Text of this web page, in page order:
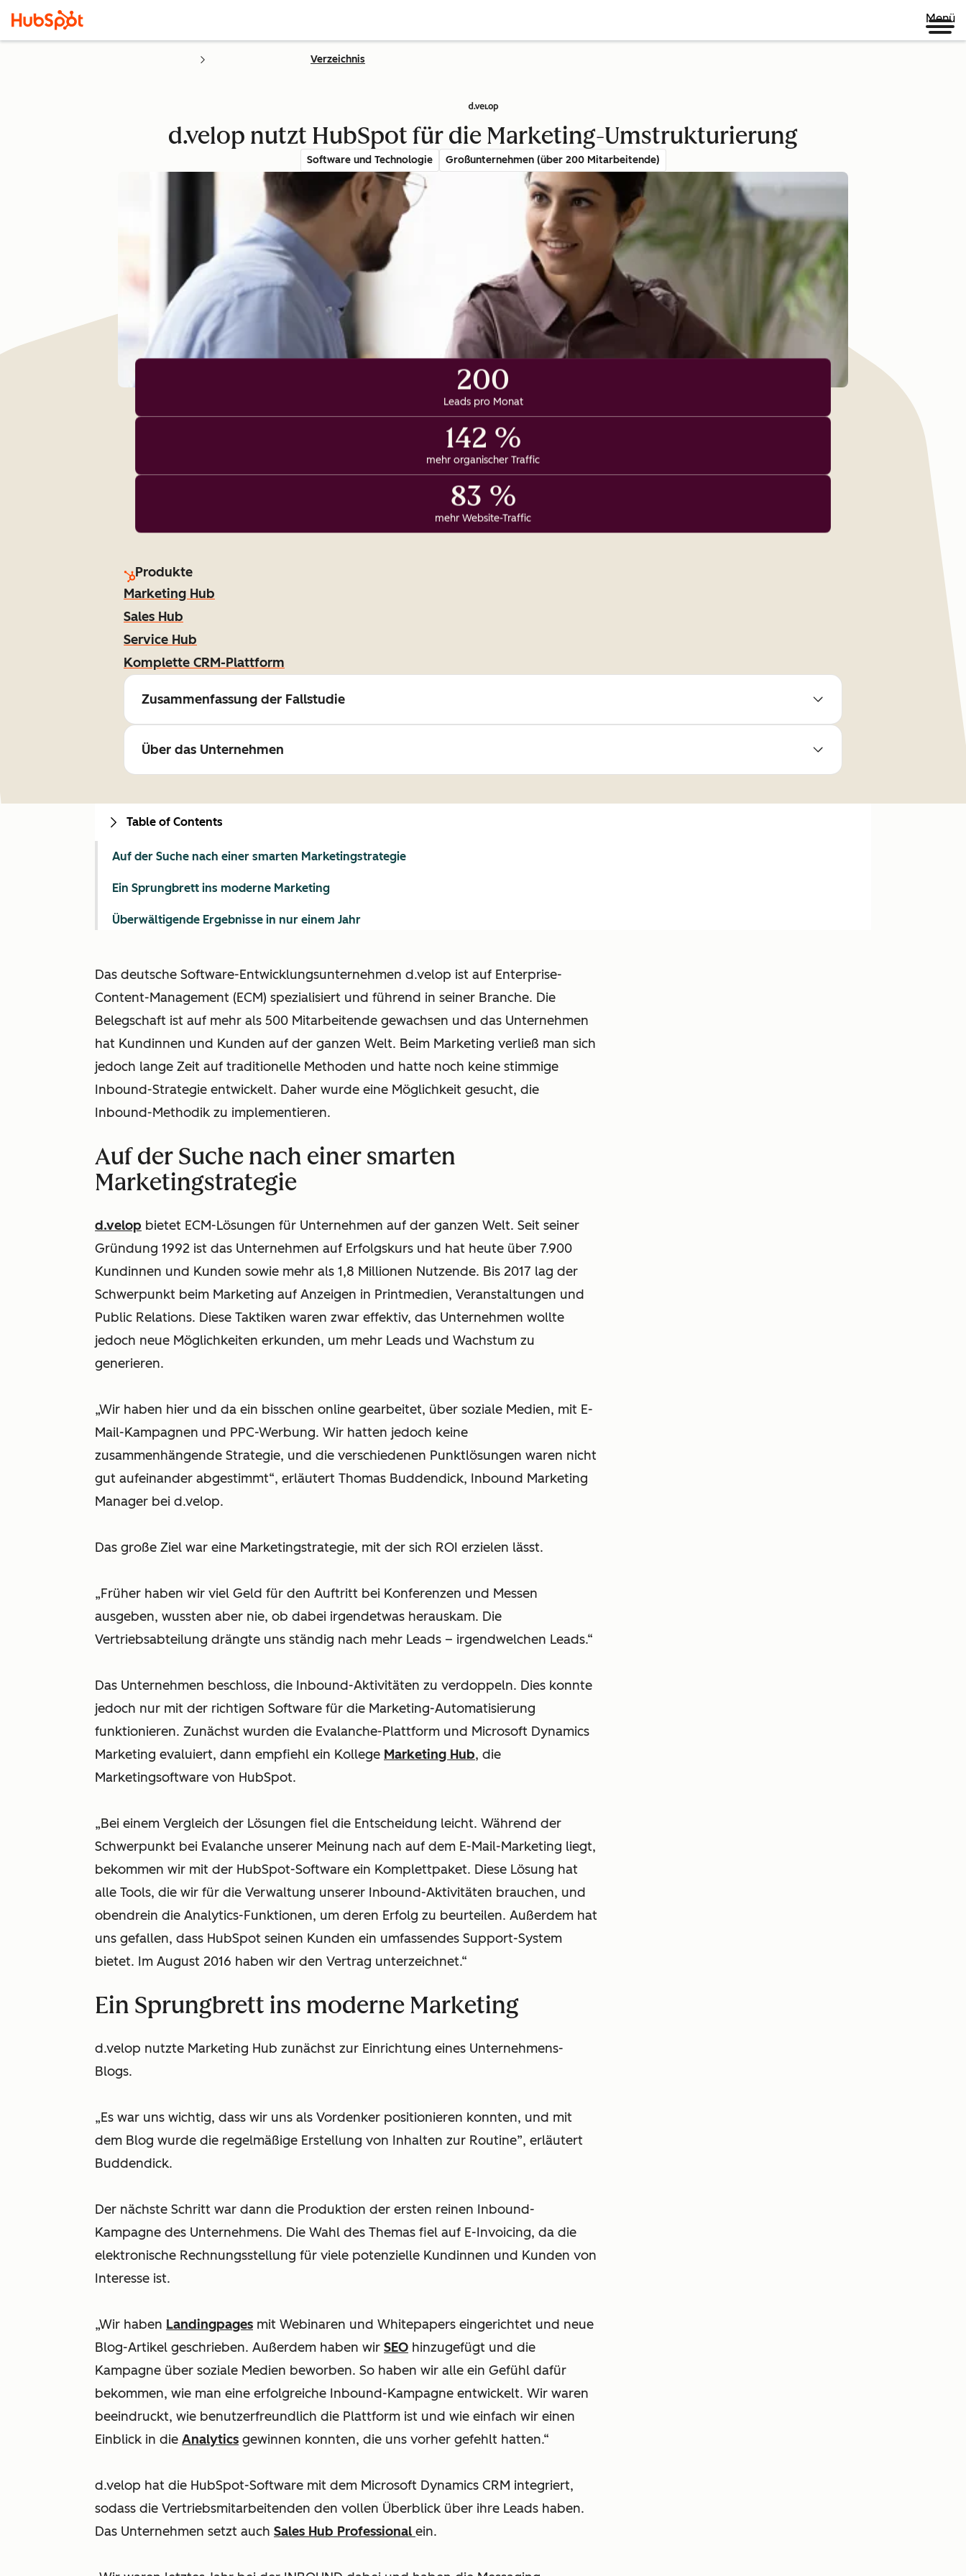
Menü
Verzeichnis
d.velop nutzt HubSpot für die Marketing-Umstrukturierung
Software und Technologie Großunternehmen (über 200 Mitarbeitende)
200
Leads pro Monat
142 %
mehr organischer Traffic
83 %
mehr Website-Traffic
Produkte
Marketing Hub
Sales Hub
Service Hub
Komplette CRM-Plattform
Zusammenfassung der Fallstudie
Über das Unternehmen
Das deutsche Software-Entwicklungsunternehmen d.velop ist auf Enterprise-
Content-Management (ECM) spezialisiert und führend in seiner Branche. Die
Belegschaft ist auf mehr als 500 Mitarbeitende gewachsen und das Unternehmen
hat Kundinnen und Kunden auf der ganzen Welt. Beim Marketing verließ man sich
jedoch lange Zeit auf traditionelle Methoden und hatte noch keine stimmige
Inbound-Strategie entwickelt. Daher wurde eine Möglichkeit gesucht, die
Inbound-Methodik zu implementieren.
Auf der Suche nach einer smarten
Marketingstrategie
d.velop bietet ECM-Lösungen für Unternehmen auf der ganzen Welt. Seit seiner
Gründung 1992 ist das Unternehmen auf Erfolgskurs und hat heute über 7.900
Kundinnen und Kunden sowie mehr als 1,8 Millionen Nutzende. Bis 2017 lag der
Schwerpunkt beim Marketing auf Anzeigen in Printmedien, Veranstaltungen und
Public Relations. Diese Taktiken waren zwar effektiv, das Unternehmen wollte
jedoch neue Möglichkeiten erkunden, um mehr Leads und Wachstum zu
generieren.
„Wir haben hier und da ein bisschen online gearbeitet, über soziale Medien, mit E-
Mail-Kampagnen und PPC-Werbung. Wir hatten jedoch keine
zusammenhängende Strategie, und die verschiedenen Punktlösungen waren nicht
gut aufeinander abgestimmt“, erläutert Thomas Buddendick, Inbound Marketing
Manager bei d.velop.
Das große Ziel war eine Marketingstrategie, mit der sich ROI erzielen lässt.
„Früher haben wir viel Geld für den Auftritt bei Konferenzen und Messen
ausgeben, wussten aber nie, ob dabei irgendetwas herauskam. Die
Vertriebsabteilung drängte uns ständig nach mehr Leads – irgendwelchen Leads.“
Das Unternehmen beschloss, die Inbound-Aktivitäten zu verdoppeln. Dies konnte
jedoch nur mit der richtigen Software für die Marketing-Automatisierung
funktionieren. Zunächst wurden die Evalanche-Plattform und Microsoft Dynamics
Marketing evaluiert, dann empfiehl ein Kollege Marketing Hub, die
Marketingsoftware von HubSpot.
„Bei einem Vergleich der Lösungen fiel die Entscheidung leicht. Während der
Schwerpunkt bei Evalanche unserer Meinung nach auf dem E-Mail-Marketing liegt,
bekommen wir mit der HubSpot-Software ein Komplettpaket. Diese Lösung hat
alle Tools, die wir für die Verwaltung unserer Inbound-Aktivitäten brauchen, und
obendrein die Analytics-Funktionen, um deren Erfolg zu beurteilen. Außerdem hat
uns gefallen, dass HubSpot seinen Kunden ein umfassendes Support-System
bietet. Im August 2016 haben wir den Vertrag unterzeichnet.“
Ein Sprungbrett ins moderne Marketing
d.velop nutzte Marketing Hub zunächst zur Einrichtung eines Unternehmens-
Blogs.
„Es war uns wichtig, dass wir uns als Vordenker positionieren konnten, und mit
dem Blog wurde die regelmäßige Erstellung von Inhalten zur Routine”, erläutert
Buddendick.
Der nächste Schritt war dann die Produktion der ersten reinen Inbound-
Kampagne des Unternehmens. Die Wahl des Themas fiel auf E-Invoicing, da die
elektronische Rechnungsstellung für viele potenzielle Kundinnen und Kunden von
Interesse ist.
„Wir haben Landingpages mit Webinaren und Whitepapers eingerichtet und neue
Blog-Artikel geschrieben. Außerdem haben wir SEO hinzugefügt und die
Kampagne über soziale Medien beworben. So haben wir alle ein Gefühl dafür
bekommen, wie man eine erfolgreiche Inbound-Kampagne entwickelt. Wir waren
beeindruckt, wie benutzerfreundlich die Plattform ist und wie einfach wir einen
Einblick in die Analytics gewinnen konnten, die uns vorher gefehlt hatten.“
d.velop hat die HubSpot-Software mit dem Microsoft Dynamics CRM integriert,
sodass die Vertriebsmitarbeitenden den vollen Überblick über ihre Leads haben.
Das Unternehmen setzt auch Sales Hub Professional ein.
Table of Contents
Auf der Suche nach einer smarten Marketingstrategie
Ein Sprungbrett ins moderne Marketing
Überwältigende Ergebnisse in nur einem Jahr